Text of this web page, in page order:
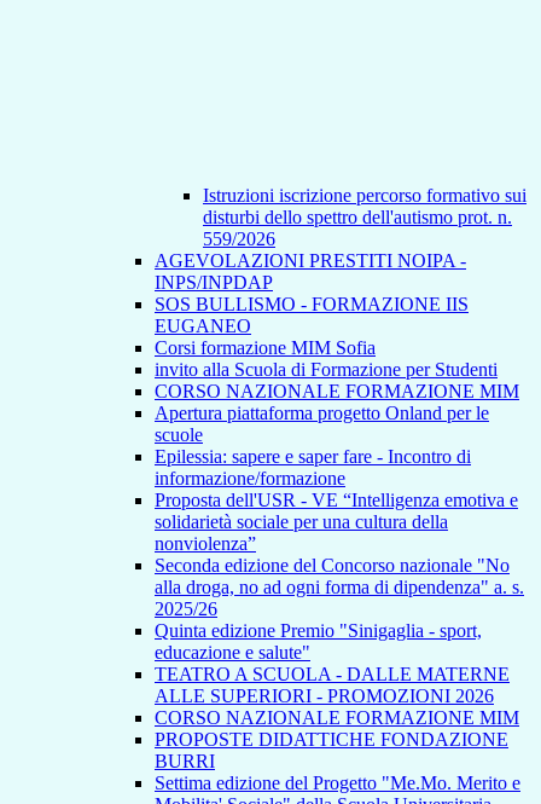
Istruzioni iscrizione percorso formativo sui
disturbi dello spettro dell'autismo prot. n.
559/2026
AGEVOLAZIONI PRESTITI NOIPA -
INPS/INPDAP
SOS BULLISMO - FORMAZIONE IIS
EUGANEO
Corsi formazione MIM Sofia
invito alla Scuola di Formazione per Studenti
CORSO NAZIONALE FORMAZIONE MIM
Apertura piattaforma progetto Onland per le
scuole
Epilessia: sapere e saper fare - Incontro di
informazione/formazione
Proposta dell'USR - VE “Intelligenza emotiva e
solidarietà sociale per una cultura della
nonviolenza”
Seconda edizione del Concorso nazionale "No
alla droga, no ad ogni forma di dipendenza" a. s.
2025/26
Quinta edizione Premio "Sinigaglia - sport,
educazione e salute"
TEATRO A SCUOLA - DALLE MATERNE
ALLE SUPERIORI - PROMOZIONI 2026
CORSO NAZIONALE FORMAZIONE MIM
PROPOSTE DIDATTICHE FONDAZIONE
BURRI
Settima edizione del Progetto "Me.Mo. Merito e